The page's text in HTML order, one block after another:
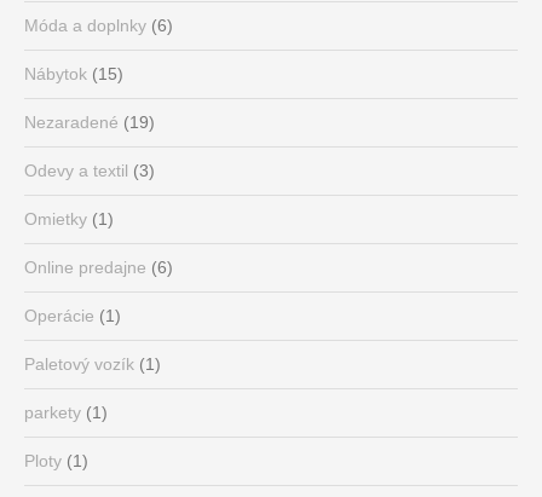
Móda a doplnky (6)
Nábytok (15)
Nezaradené (19)
Odevy a textil (3)
Omietky (1)
Online predajne (6)
Operácie (1)
Paletový vozík (1)
parkety (1)
Ploty (1)